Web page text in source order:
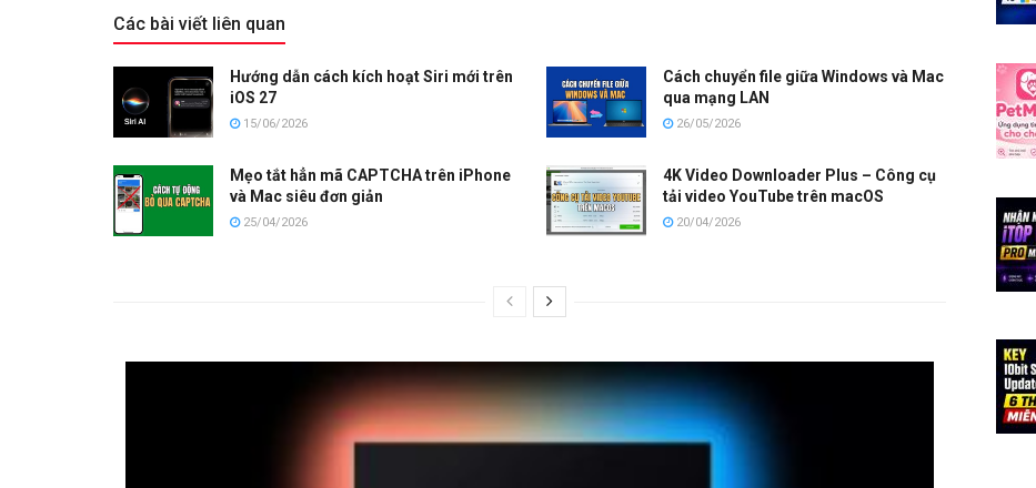
Các bài viết liên quan
Hướng dẫn cách kích hoạt Siri mới trên
iOS 27
15/06/2026
Cách chuyển file giữa Windows và Mac
qua mạng LAN
26/05/2026
Mẹo tắt hẳn mã CAPTCHA trên iPhone
và Mac siêu đơn giản
25/04/2026
4K Video Downloader Plus – Công cụ
tải video YouTube trên macOS
20/04/2026